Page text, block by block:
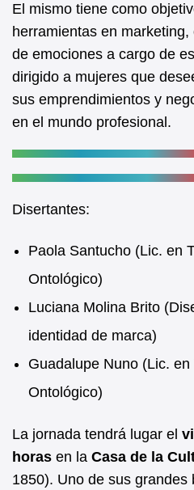
El mismo tiene como
herramientas en
de emociones a cargo de
dirigido a mujeres que
sus emprendimientos y
en el mundo profesional.
Disertantes:
Paola Santucho (Lic. en
Ontológico)
Luciana Molina Brito
identidad de marca)
Guadalupe Nuno (Lic.
Ontológico)
La jornada tendrá lugar el
horas en la Casa de la
1850). Uno de sus grandes